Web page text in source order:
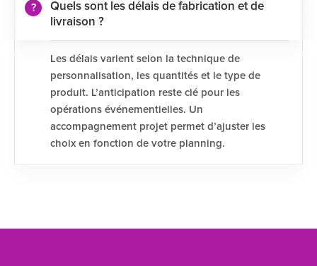
Quels sont les délais de fabrication et de
livraison ?
Les délais varient selon la technique de
personnalisation, les quantités et le type de
produit. L’anticipation reste clé pour les
opérations événementielles. Un
accompagnement projet permet d’ajuster les
choix en fonction de votre planning.